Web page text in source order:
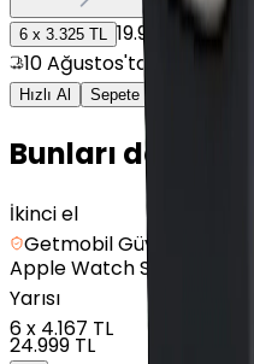
6 x 3.325 TL 19.950 TL
10 Ağustos'ta kargoda!
Hızlı Al Sepete Ekle
Bunları da
İkinci el
Getmobil Güvencesi
AppleWatch SE 2 -
Yarısı
6x 4.167 TL
24.999 TL